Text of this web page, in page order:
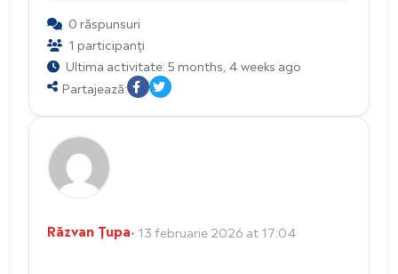
0 răspunsuri
1 participanți
Ultima activitate: 5 months, 4 weeks ago
Partajează:
Răzvan Țupa• 13 februarie 2026 at 17:04